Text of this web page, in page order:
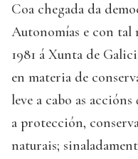
Coa chegada da
Autonomías e con tal
1981 á Xunta de
en materia de
leve a cabo as
a protección,
naturais;